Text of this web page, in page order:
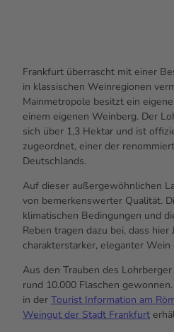
Frankfurt überrascht mit einer
in klassischen Weinregionen
Mainmetropole besitzt ein
einem eigenen Weinberg. Der
sich über 1,3 Hektar und ist
zugeordnet, einer der
Deutschlands.
Auf dieser außergewöhnlichen
von bemerkenswerter Qualität.
klimatischen Bedingungen und
Reben tragen dazu bei, dass hier
charakterstarker, eleganter Wein
Aus den Trauben des
rund 10.000 Flaschen
in der Tourist Information am
Weingut der Stadt Frankfurt